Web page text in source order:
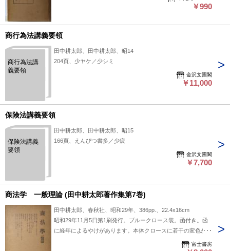
ジに線引き、書込み、開き割れ、奥付に印があります。函縁に
￥990
商行為法講義要領
商行為法講
義要領
田中耕太郎、田中耕太郎、昭14
204頁、少ヤケ／少シミ
金沢文圃閣
￥11,000
保険法講義要領
保険法講義
要領
田中耕太郎、田中耕太郎、昭15
166頁、えんぴつ書多／少疲
金沢文圃閣
￥7,700
商法学 一般理論 (田中耕太郎著作集第7巻)
田中耕太郎、春秋社、昭和29年、386pp.、22.4x16cm
昭和29年11月5日第1刷発行。ブルークロース装。函付き。函
に経年によるやけがあります。本体クロースに若干の変色があ
ります。本文は比較的良好ですがP383に若干の鉛筆による線
富士書房